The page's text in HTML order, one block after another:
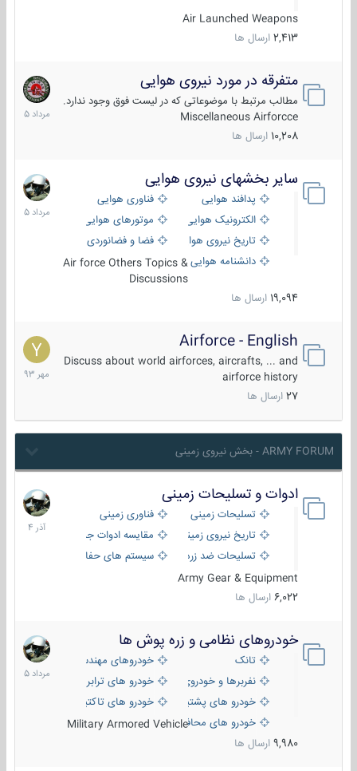
Air Launched Weapons
2,413 ارسال ها
متفرقه در مورد نیروی هوایی
مطالب مرتبط با موضوعاتی که در لیست فوق وجود ندارد.
Miscellaneous Airforcce
10,208 ارسال ها
7
مرداد
1405
سایر بخشهای نیروی هوایی
پدافند هوایی
فناوری هوایی
الکترونیک هوایی
موتورهای هوایی
تاریخ نیروی هوایی
فضا و فضانوردی
دانشنامه هواییAir force Others Topics &
Discussions
19,094 ارسال ها
2
مرداد
1405
Airforce - English
Discuss about world airforces, aircrafts, ... and
airforce history
27 ارسال ها
15
مهر
1393
ARMY FORUM - بخش نیروی زمینی
ادوات و تسلیحات زمینی
تسلیحات زمینی
فناوری زمینی
تاریخ نیروی زمینی
مقایسه ادوات جنگی
تسلیحات ضد زره
سیستم های حفاظت فعال
Army Gear & Equipment
6,022 ارسال ها
21
آذر
1404
خودروهای نظامی و زره پوش ها
تانک
خودروهای مهندسی
نفربرها و خودروی های رزمی پیاده نظام
خودرو های ترابری نظامی
خودرو های پشتیبانی آتش ، شناسایی و ضد تانک
خودرو های تاکتیکی نظامی
خودرو های محافظت شدهMilitary Armored Vehicle
9,980 ارسال ها
2
مرداد
1405